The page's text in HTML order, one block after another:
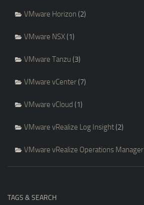
VMware Horizon (2)
VMware NSX(1)
VMware Tanzu (3)
VMware vCenter(7)
VMware vCloud (1)
VMware vRealize Log Insight(2)
VMware vRealize Operations Manager
TAGS & SEARCH